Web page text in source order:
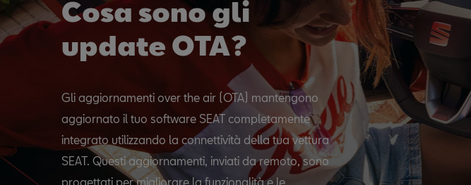
Cosa sono gli
update OTA?
Gli aggiornamenti over the air (OTA) mantengono
aggiornato il tuo software SEAT completamente
integrato utilizzando la connettività della tua vettura
SEAT. Questi aggiornamenti, inviati da remoto, sono
progettati per migliorare la funzionalità e le